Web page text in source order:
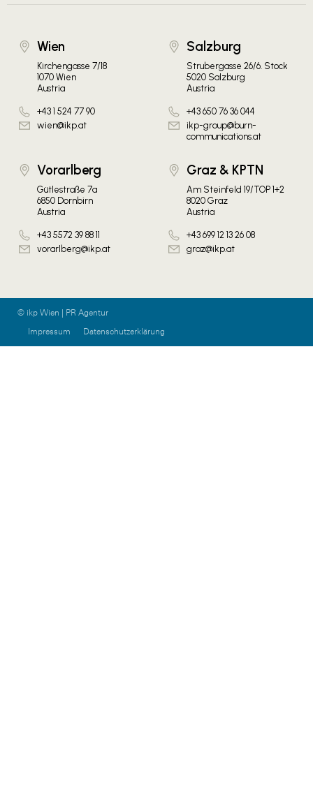
Wien
Kirchengasse 7/18
1070 Wien
Austria
+43 1 524 77 90
wien@ikp.at
Salzburg
Strubergasse 26/6. Stock
5020 Salzburg
Austria
+43 650 76 36 044
ikp-group@burn-
communications.at
Vorarlberg
Gütlestraße 7a
6850 Dornbirn
Austria
+43 5572 39 88 11
vorarlberg@ikp.at
Graz & KPTN
Am Steinfeld 19/TOP 1+2
8020 Graz
Austria
+43 699 12 13 26 08
graz@ikp.at
© ikp Wien | PR Agentur
Impressum
Datenschutzerklärung